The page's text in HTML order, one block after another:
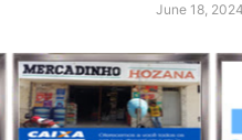
June 18, 2024